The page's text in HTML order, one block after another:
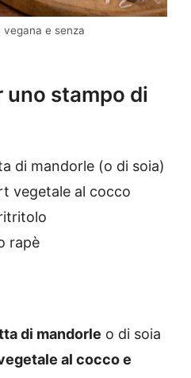
e senza
uno stampo di
di mandorle (o di soia)
vegetale al cocco
rapè
di mandorle o di soia
al cocco e